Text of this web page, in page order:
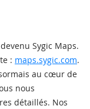
Sygic Maps.
: maps.sygic.com.
au cœur de
nous
détaillés. Nos